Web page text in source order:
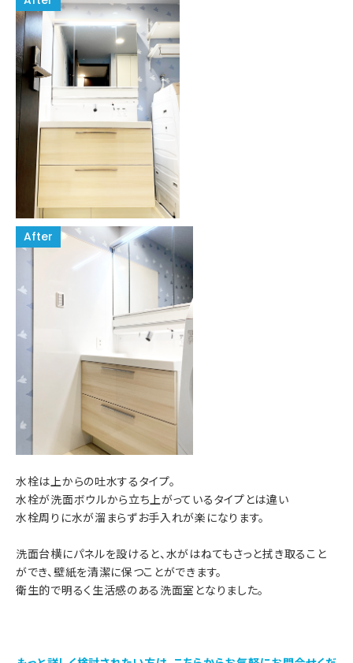
水栓は上からの吐水するタイプ。
水栓が洗面ボウルから立ち上がっているタイプとは違い
水栓周りに水が溜まらずお手入れが楽になります。
洗面台横にパネルを設けると、水がはねてもさっと拭き取ること
ができ、壁紙を清潔に保つことができます。
衛生的で明るく生活感のある洗面室となりました。